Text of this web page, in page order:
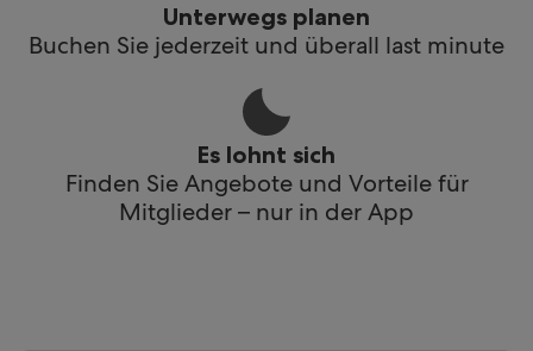
Unterwegs planen
Buchen Sie jederzeit und überall last minute
Es lohnt sich
Finden Sie Angebote und Vorteile für
Mitglieder – nur in der App